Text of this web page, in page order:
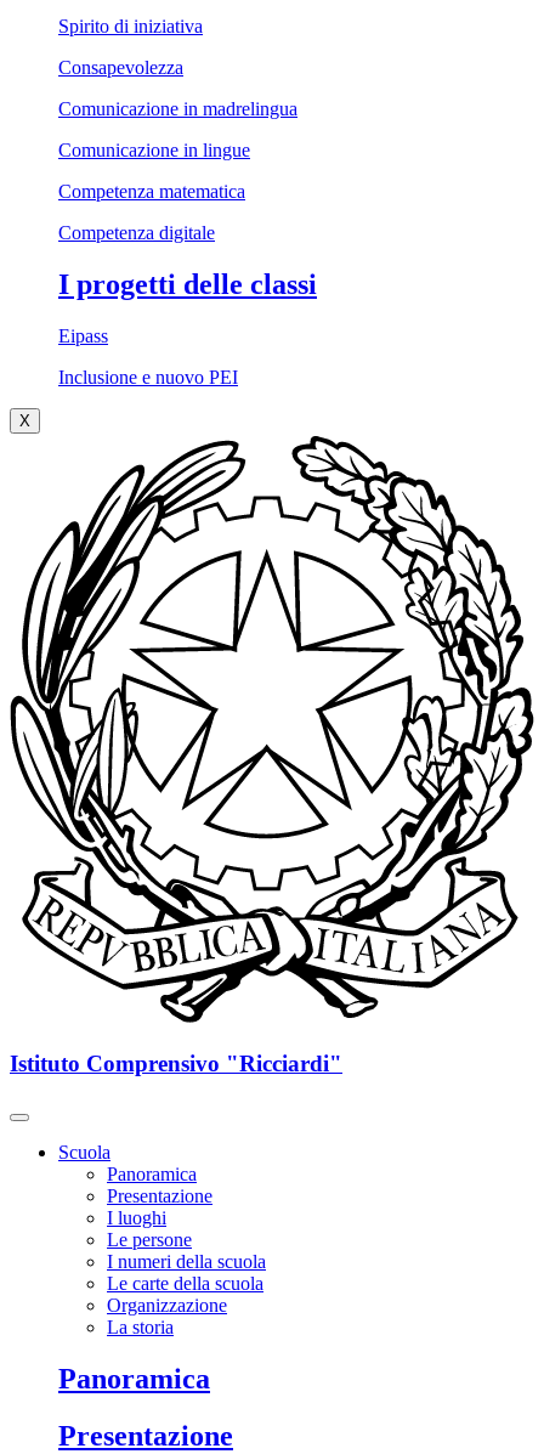
Spirito di iniziativa
Consapevolezza
Comunicazione in madrelingua
Comunicazione in lingue
Competenza matematica
Competenza digitale
I progetti delle classi
Eipass
Inclusione e nuovo PEI
X
Istituto Comprensivo "Ricciardi"
Scuola
Panoramica
Presentazione
I luoghi
Le persone
I numeri della scuola
Le carte della scuola
Organizzazione
La storia
Panoramica
Presentazione